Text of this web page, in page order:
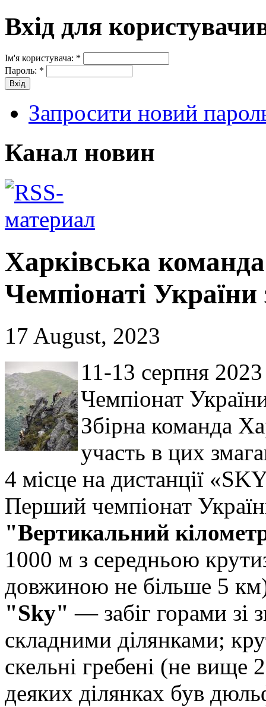
Вхід для
Ім'я користувача: *
Пароль: *
Запросити новий
Канал новин
Харківська
Чемпіонаті України
17 August, 2023
11-13 серпня
Чемпіонат
Збірна команда
участь в цих
4 місце на дистанції
Перший чемпіонат
"Вертикальний
1000 м з середньою
довжиною не більше 5
"Sky"— забіг горами зі
складними ділянками;
скельні гребені (не вище
деяких ділянках був